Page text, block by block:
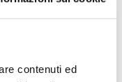
contenuti ed
l’esperienza di